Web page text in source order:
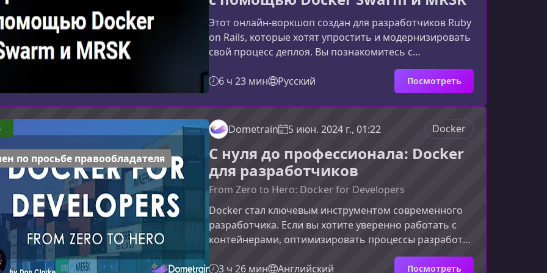
Этот онлайн-воркшоп создан для разработчиков Ruby
on Rails, которые хотят упростить и модернизировать
свой процесс деплоя. Вы познакомитесь с
практическим использованием Docker, mrsk и Docker
Swarm и научитесь разрабатывать гибкую и
устойчивую архитектуру развёртывания для
собственных проектов.Что делает этот воркшоп
ценнымТрадиционный деплой через Capistrano
работает хорошо — до тех пор, пока не потребуется
обновить систему, версии Ruby или и
6 ч 23 мин Русский Посмотреть
Dometrain 5 июн. 2024 г., 01:22 Docker
С нуля до профессионала: Docker
для разработчиков
From Zero to Hero: Docker for Developers
Docker стал ключевым инструментом современного
разработчика. Если вы хотите уверенно работать с
контейнерами, оптимизировать процессы разработки
и повысить свою профессиональную ценность, этот
курс поможет вам пройти путь от полного новичка до
3 ч 26 мин Английский Посмотреть
по просьбе правообладателя